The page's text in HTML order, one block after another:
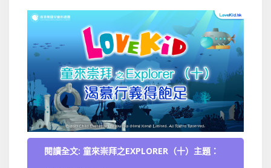
閱讀全文: 童來崇拜之EXPLORER（十）主題：